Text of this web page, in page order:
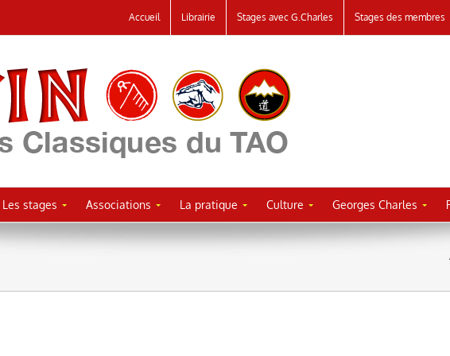
Accueil Librairie Stages avec G.Charles Stages des membres
Les stages Associations La pratique Culture Georges Charles